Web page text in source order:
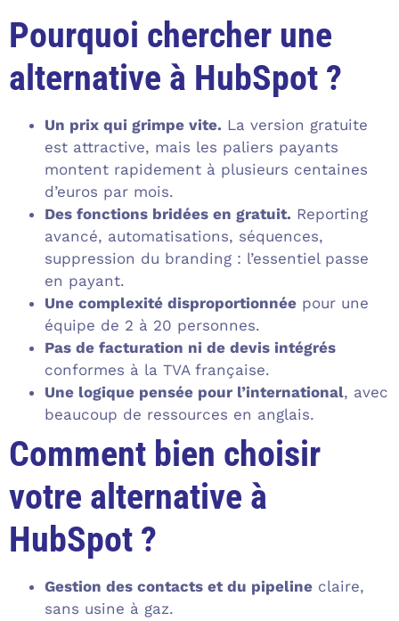
Pourquoi chercher une
alternative à HubSpot ?
Un prix qui grimpe vite. La version gratuite
est attractive, mais les paliers payants
montent rapidement à plusieurs centaines
d’euros par mois.
Des fonctions bridées en gratuit. Reporting
avancé, automatisations, séquences,
suppression du branding : l’essentiel passe
en payant.
Une complexité disproportionnée pour une
équipe de 2 à 20 personnes.
Pas de facturation ni de devis intégrés
conformes à la TVA française.
Une logique pensée pour l’international, avec
beaucoup de ressources en anglais.
Comment bien choisir
votre alternative à
HubSpot ?
Gestion des contacts et du pipeline claire,
sans usine à gaz.